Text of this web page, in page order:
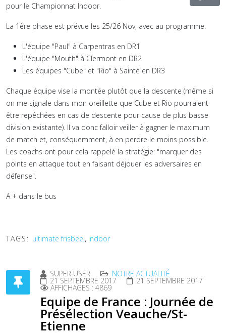
pour le Championnat Indoor.
La 1ère phase est prévue les 25/26 Nov, avec au programme:
L'équipe "Paul" à Carpentras en DR1
L'équipe "Mouth" à Clermont en DR2
Les équipes "Cube" et "Rio" à Sainté en DR3
Chaque équipe vise la montée plutôt que la descente (même si
on me signale dans mon oreillette que Cube et Rio pourraient
être repêchées en cas de descente pour cause de plus basse
division existante). Il va donc falloir veiller à gagner le maximum
de match et, conséquemment, à en perdre le moins possible.
Les coachs ont pour cela rappelé la stratégie: "marquer des
points en attaque tout en faisant déjouer les adversaires en
défense".
A + dans le bus
TAGS: ultimate frisbee,, indoor
SUPER USER NOTRE ACTUALITÉ
21 SEPTEMBRE 2017 21 SEPTEMBRE 2017
AFFICHAGES : 4869
Equipe de France : Journée de
Présélection Veauche/St-
Etienne